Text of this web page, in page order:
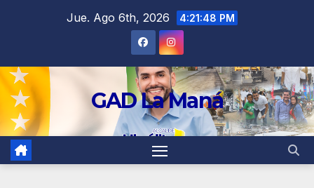
Jue. Ago 6th, 2026 4:21:48 PM
GAD La Maná